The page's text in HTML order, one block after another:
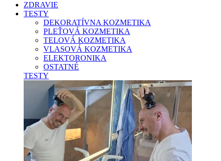
ZDRAVIE
TESTY
DEKORATÍVNA KOZMETIKA
PLEŤOVÁ KOZMETIKA
TELOVÁ KOZMETIKA
VLASOVÁ KOZMETIKA
ELEKTORONIKA
OSTATNÉ
TESTY